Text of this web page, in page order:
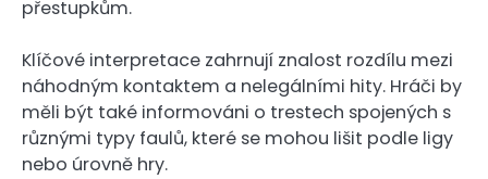
přestupkům.
Klíčové interpretace zahrnují znalost rozdílu mezi
náhodným kontaktem a nelegálními hity. Hráči by
měli být také informováni o trestech spojených s
různými typy faulů, které se mohou lišit podle ligy
nebo úrovně hry.